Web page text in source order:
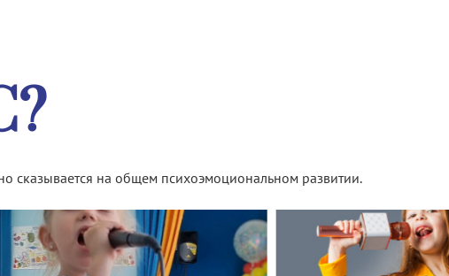
сказывается на общем психоэмоциональном развитии.